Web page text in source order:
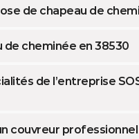
de chapeau de
de cheminée en 38530
de l’entreprise
couvreur professionnel